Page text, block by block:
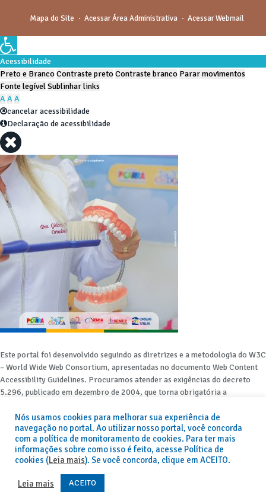
Mapa do Site Acessar Área Administrativa Acessar Webmail
Nós usamos cookies para melhorar sua experiência de
navegação no portal. Ao utilizar nosso portal, você concorda
com a política de monitoramento de cookies. Para ter mais
informações sobre como isso é feito, acesse Política de
cookies (Leia mais). Se você concorda, clique em ACEITO.
Leia mais ACEITO
Acessibilidade
Preto e BrancoContraste pretoContraste branco Parar movimentos
Fonte legívelSublinhar links
AAA
cancelar acessibilidade
Declaração de acessibilidade
Este portal foi desenvolvido seguindo as diretrizes e a metodologia do W3C
– World Wide Web Consortium, apresentadas no documento Web Content
Accessibility Guidelines. Procuramos atender as exigências do decreto
5.296, publicado em dezembro de 2004, que torna obrigatória a
rede mundial de computadores para o uso das pessoas com necessidades
especiais, garantindo-lhes o pleno acesso aos conteúdos disponíveis.
Além de validações automáticas, foram realizados testes em diversos
navegadores e através do utilitário de acesso a Internet do DOSVOX,
sistema operacional destinado deficientes visuais.